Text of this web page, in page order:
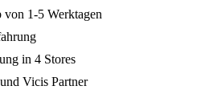
von 1-5 Werktagen
in 4 Stores
Vicis Partner